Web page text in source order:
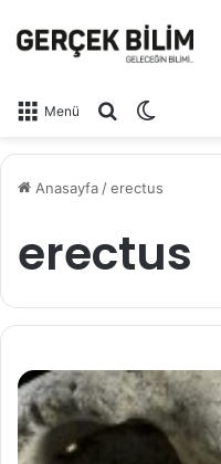
Menü Arama yap ...
Anasayfa /erectus
erectus